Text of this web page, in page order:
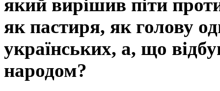
який вирішив піти
як пастиря, як голову
українських, а, що
народом?